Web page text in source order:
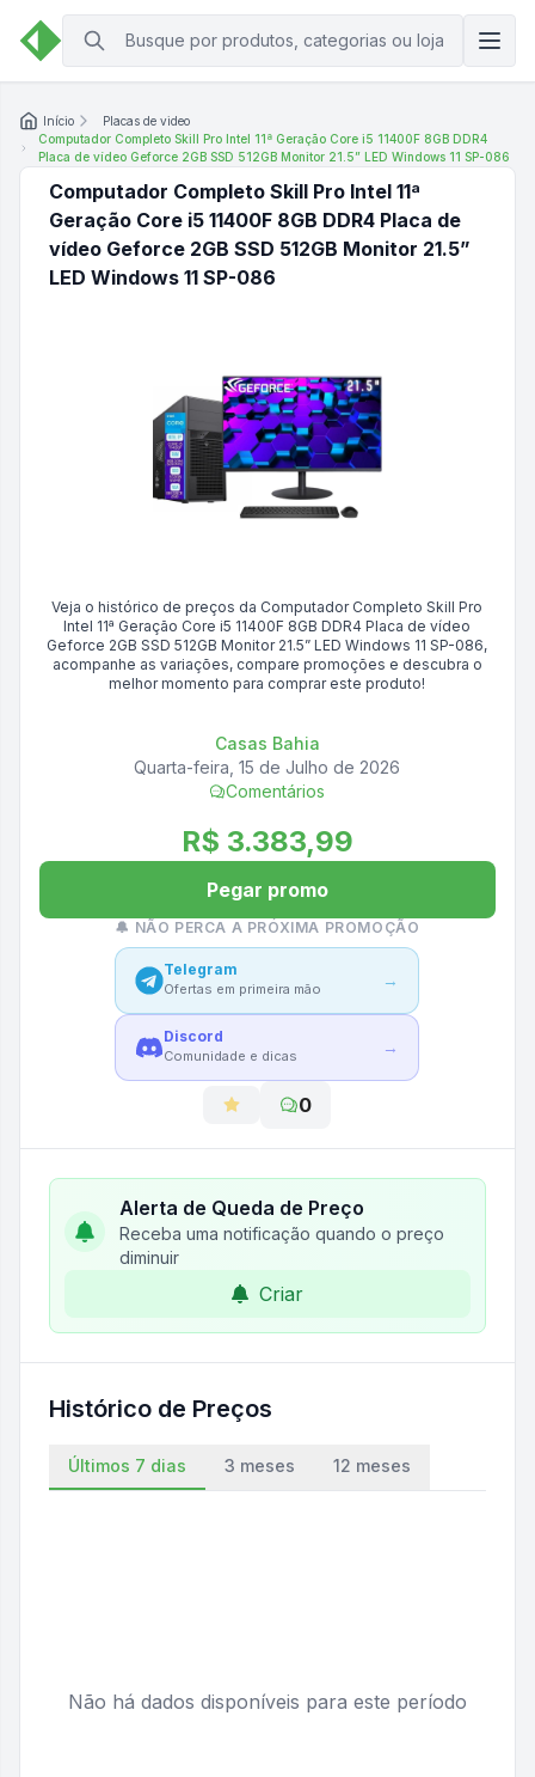
Início
Placas de video
Computador Completo Skill Pro Intel 11ª Geração Core i5 11400F 8GB DDR4
Placa de vídeo Geforce 2GB SSD 512GB Monitor 21.5” LED Windows 11 SP-086
Computador Completo Skill Pro Intel 11ª
Geração Core i5 11400F 8GB DDR4 Placa de
vídeo Geforce 2GB SSD 512GB Monitor 21.5”
LED Windows 11 SP-086
Veja o histórico de preços da Computador Completo Skill Pro
Intel 11ª Geração Core i5 11400F 8GB DDR4 Placa de vídeo
Geforce 2GB SSD 512GB Monitor 21.5” LED Windows 11 SP-086,
acompanhe as variações, compare promoções e descubra o
melhor momento para comprar este produto!
Casas Bahia
Quarta-feira, 15 de Julho de 2026
Comentários
R$ 3.383,99
Pegar promo
🔔 NÃO PERCA A PRÓXIMA PROMOÇÃO
Telegram
Ofertas em primeira mão →
Discord
Comunidade e dicas →
0
Alerta de Queda de Preço
Receba uma notificação quando o preço
diminuir
Criar
Histórico de Preços
Últimos 7 dias 3 meses 12 meses
Não há dados disponíveis para este período